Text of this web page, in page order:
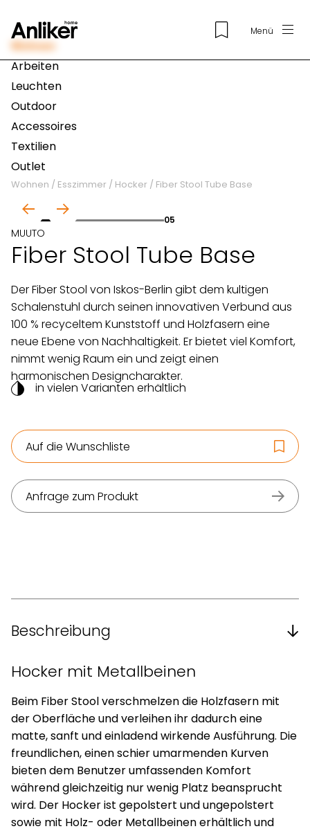
Menü
Wohnen
Arbeiten
Leuchten
Outdoor
Accessoires
Textilien
Outlet
Wohnen / Esszimmer / Hocker / Fiber Stool Tube Base
05
MUUTO
Fiber Stool Tube Base
Der Fiber Stool von Iskos-Berlin gibt dem kultigen
Schalenstuhl durch seinen innovativen Verbund aus
100 % recyceltem Kunststoff und Holzfasern eine
neue Ebene von Nachhaltigkeit. Er bietet viel Komfort,
nimmt wenig Raum ein und zeigt einen
harmonischen Designcharakter.
in vielen Varianten erhältlich
Auf die Wunschliste
Anfrage zum Produkt
Beschreibung
Hocker mit Metallbeinen
Beim Fiber Stool verschmelzen die Holzfasern mit
der Oberfläche und verleihen ihr dadurch eine
matte, sanft und einladend wirkende Ausführung. Die
freundlichen, einen schier umarmenden Kurven
bieten dem Benutzer umfassenden Komfort
während gleichzeitig nur wenig Platz beansprucht
wird. Der Hocker ist gepolstert und ungepolstert
sowie mit Holz- oder Metallbeinen erhältlich und